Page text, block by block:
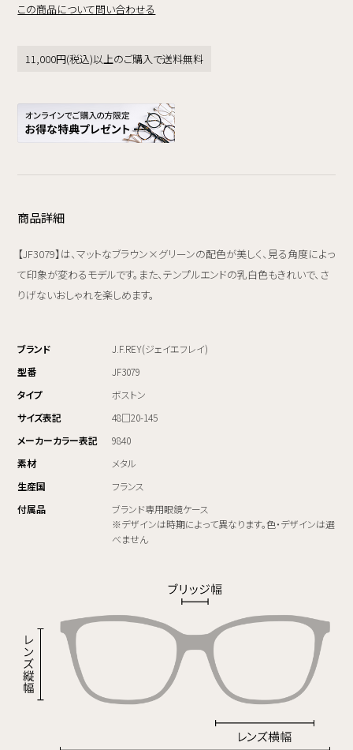
この商品について問い合わせる
11,000円(税込)以上のご購入で送料無料
商品詳細
【JF3079】は、マットなブラウン×グリーンの配色が美しく、見る角度によっ
て印象が変わるモデルです。また、テンプルエンドの乳白色もきれいで、さ
りげないおしゃれを楽しめます。
ブランド
J.F.REY(ジェイエフレイ)
型番
JF3079
タイプ
ボストン
サイズ表記
48□20-145
メーカーカラー表記
9840
素材
メタル
生産国
フランス
付属品
ブランド専用眼鏡ケース
※デザインは時期によって異なります。色・デザインは選
べません